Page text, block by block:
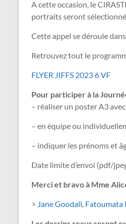
A cette occasion, le
portraits seront
Cette appel se déroule
Retrouvez tout le
FLYER JIFFS 2023 6 VF
Pour participer à la
– réaliser un poster A3
– en équipe ou
– indiquer les prénoms et
Date limite d’envoi (pdf/
Merci et bravo à Mme
> Jane Goodall, Fatoumata